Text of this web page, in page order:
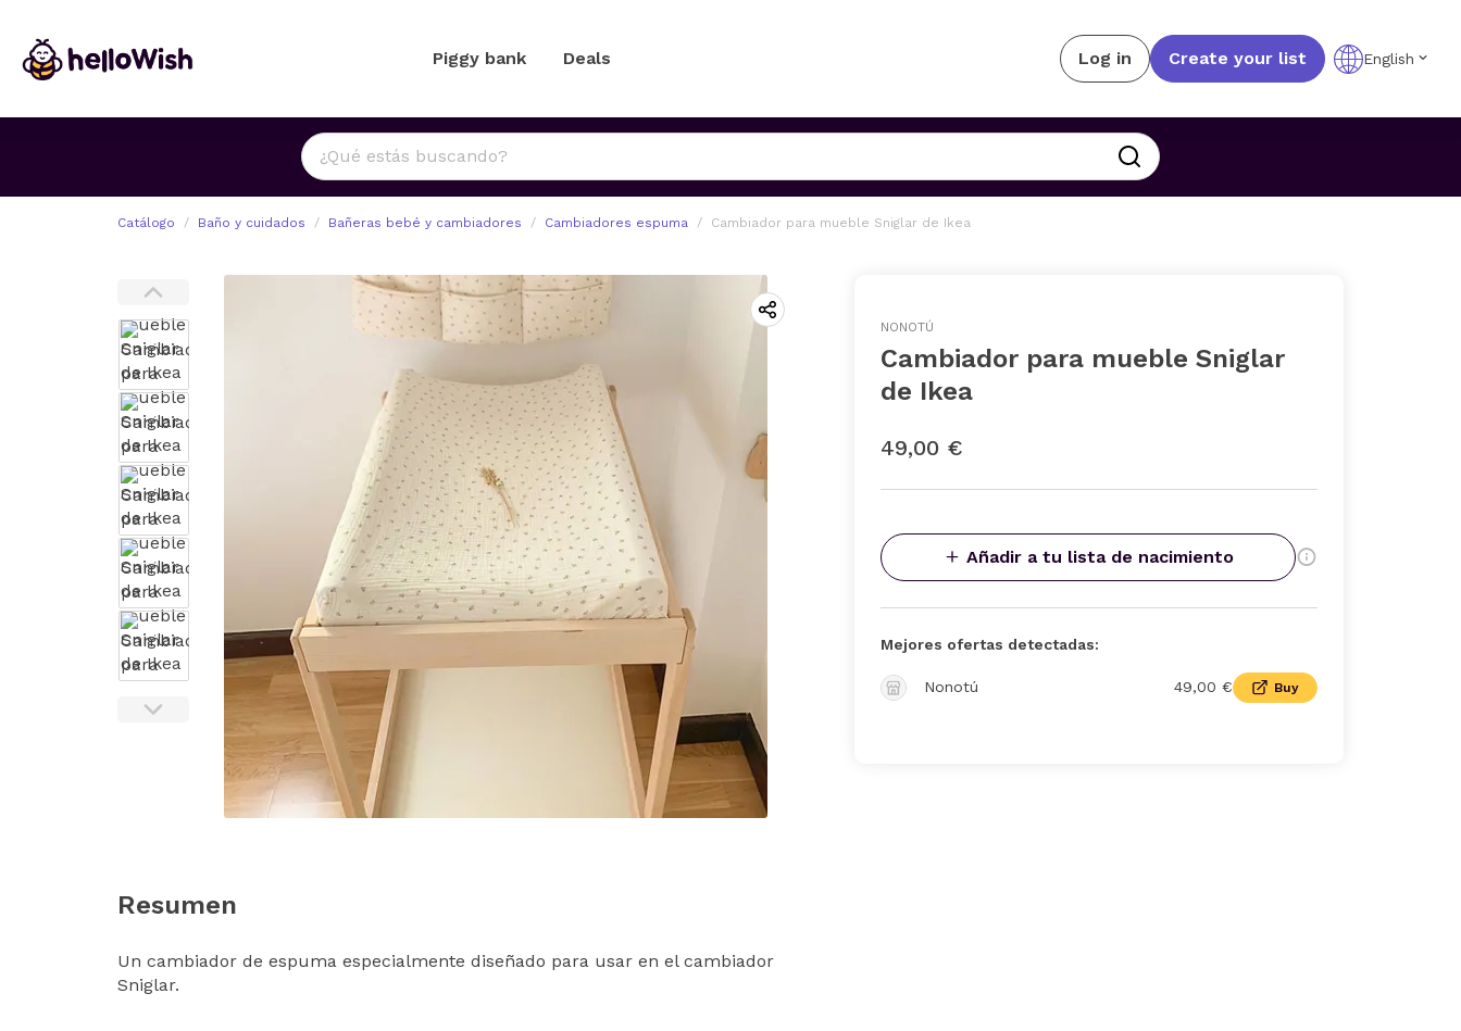
Piggy bank Deals Log in Create your list English
Catálogo Baño y cuidados Bañeras bebé y cambiadores Cambiadores espuma Cambiador para mueble Sniglar de Ikea
Resumen
Un cambiador de espuma especialmente diseñado para usar en el cambiador
Sniglar.
NONOTÚ
Cambiador para mueble Sniglar
de Ikea
49,00 €
Añadir a tu lista de nacimiento
Mejores ofertas detectadas:
Nonotú 49,00 € Buy